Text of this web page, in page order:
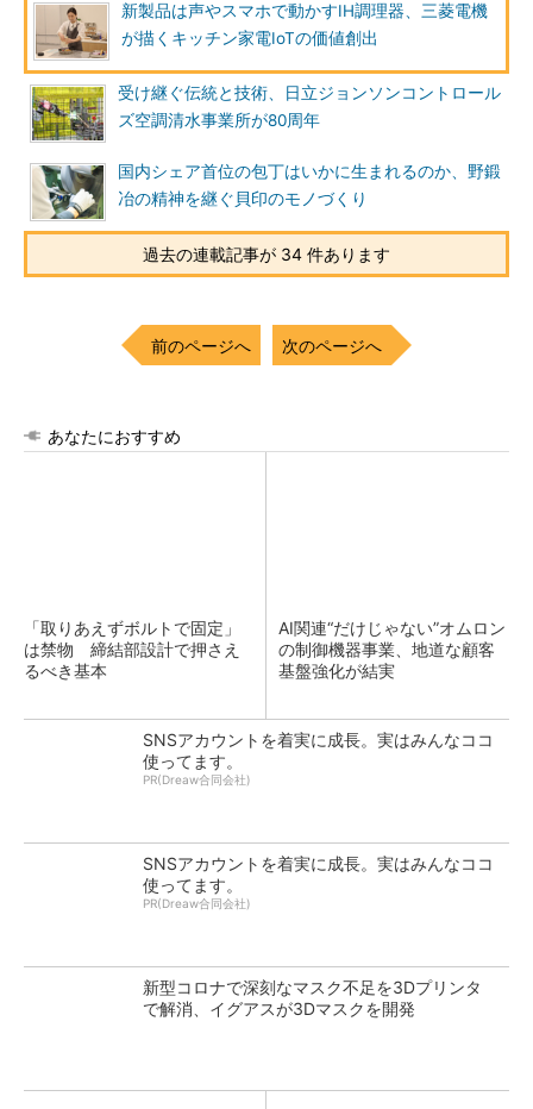
新製品は声やスマホで動かすIH調理器、三菱電機
が描くキッチン家電IoTの価値創出
受け継ぐ伝統と技術、日立ジョンソンコントロール
ズ空調清水事業所が80周年
国内シェア首位の包丁はいかに生まれるのか、野鍛
冶の精神を継ぐ貝印のモノづくり
過去の連載記事が 34 件あります
前のページへ 次のページへ
あなたにおすすめ
「取りあえずボルトで固定」
は禁物 締結部設計で押さえ
るべき基本
AI関連“だけじゃない”オムロン
の制御機器事業、地道な顧客
基盤強化が結実
SNSアカウントを着実に成長。実はみんなココ
使ってます。
PR(Dreaw合同会社)
SNSアカウントを着実に成長。実はみんなココ
使ってます。
PR(Dreaw合同会社)
新型コロナで深刻なマスク不足を3Dプリンタ
で解消、イグアスが3Dマスクを開発